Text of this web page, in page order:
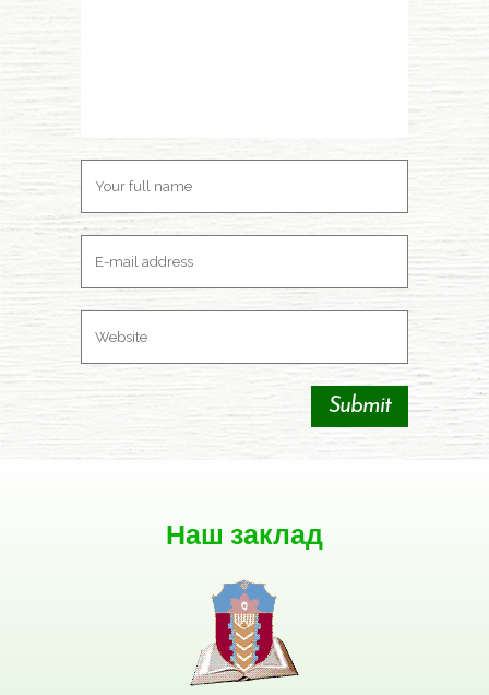
Наш заклад